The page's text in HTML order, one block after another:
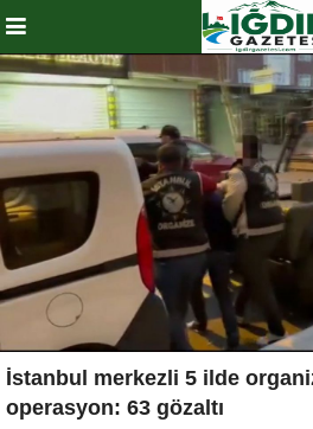
İstanbul merkezli 5 ilde
operasyon: 63 gözaltı